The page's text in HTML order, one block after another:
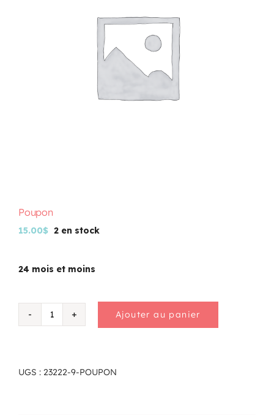
Poupon
15.00$ 2 en stock
24 mois et moins
quantité
Ajouter au panier
UGS : 23222-9-POUPON